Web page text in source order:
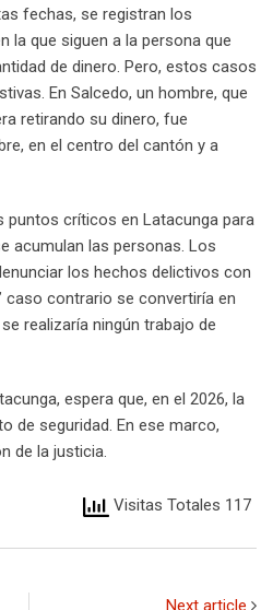
fechas, se registran los
la que siguen a la persona que
de dinero. Pero, estos casos
En Salcedo, un hombre, que
retirando su dinero, fue
en el centro del cantón y a
puntos críticos en Latacunga para
acumulan las personas. Los
los hechos delictivos con
caso contrario se convertiría en
realizaría ningún trabajo de
espera que, en el 2026, la
de seguridad. En ese marco,
de la justicia.
Visitas Totales 117
Next article